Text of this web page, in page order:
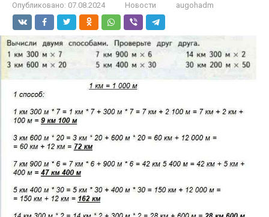
Опубликовано: 07.08.2024 Новости augohadm